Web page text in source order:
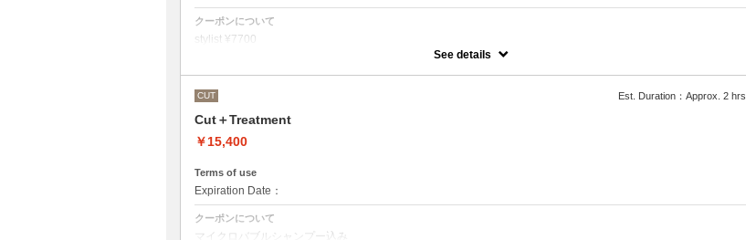
クーポンについて
stylist ¥7700
シャンプースタイリング代が含まれております。
（マイクロバブルシャンプーをご希望の方はオプションでお選びいただくかご来店の際にスタッフにお伝えくだ
さい）
See details
CUT Est. Duration：Approx. 2 hrs
Cut＋Treatment
￥15,400
Terms of use
Expiration Date：
クーポンについて
マイクロバブルシャンプー込み